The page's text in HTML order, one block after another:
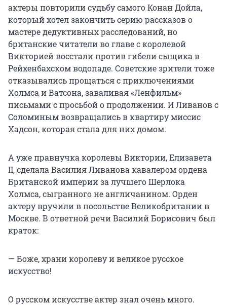
актеры повторили судьбу самого Конан Дойла,
который хотел закончить серию рассказов о
мастере дедуктивных расследований, но
британские читатели во главе с королевой
Викторией восстали против гибели сыщика в
Рейхенбахском водопаде. Советские зрители тоже
отказывались прощаться с приключениями
Холмса и Ватсона, заваливая «Ленфильм»
письмами с просьбой о продолжении. И Ливанов с
Соломиным возвращались в квартиру миссис
Хадсон, которая стала для них домом.
А уже правнучка королевы Виктории, Елизавета
II, сделала Василия Ливанова кавалером ордена
Британской империи за лучшего Шерлока
Холмса, сыгранного не англичанином. Орден
актеру вручили в посольстве Великобритании в
Москве. В ответной речи Василий Борисович был
краток:
— Боже, храни королеву и великое русское
искусство!
О русском искусстве актер знал очень много.